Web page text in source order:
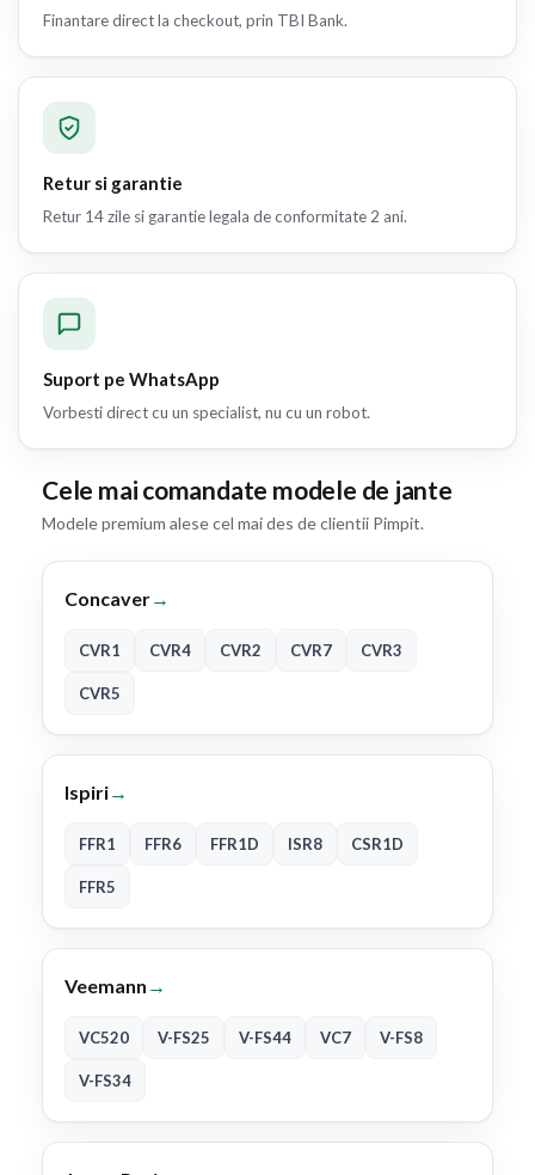
Finantare direct la checkout, prin TBI Bank.
Retur si garantie
Retur 14 zile si garantie legala de conformitate 2 ani.
Suport pe WhatsApp
Vorbesti direct cu un specialist, nu cu un robot.
Cele mai comandate modele de jante
Modele premium alese cel mai des de clientii Pimpit.
Concaver→
CVR1 CVR4 CVR2 CVR7 CVR3
CVR5
Ispiri→
FFR1 FFR6 FFR1D ISR8 CSR1D
FFR5
Veemann →
VC520 V-FS25 V-FS44 VC7 V-FS8
V-FS34